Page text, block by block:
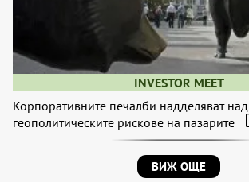
INVESTOR MEET
Корпоративните печалби надделяват над
геополитическите рискове на пазарите
ВИЖ ОЩЕ